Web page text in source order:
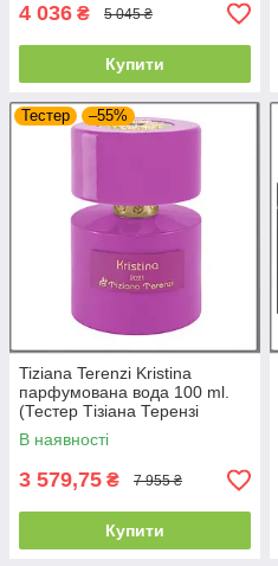
4 036 ₴ 5 045 ₴
Купити
Тестер –55%
Tiziana Terenzi Kristina
парфумована вода 100 ml.
(Тестер Тізіана Терензі
Катерина)
В наявності
3 579,75 ₴ 7 955 ₴
Купити